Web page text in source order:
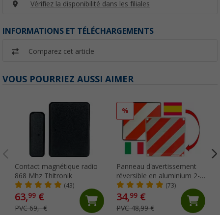
Vérifiez la disponibilité dans les filiales
INFORMATIONS ET TÉLÉCHARGEMENTS
Comparez cet article
VOUS POURRIEZ AUSSI AIMER
Contact magnétique radio
868 Mhz Thitronik
(43)
63,99 €
PVC 69,- €
%
Panneau d'avertissement
réversible en aluminium 2-
en-1 Italie / Espagne 50 x
50 cm IWH
(73)
34,99€
PVC 48,99 €